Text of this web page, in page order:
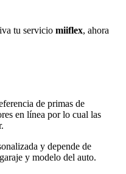
tu servicio miiflex, ahora
de primas de
en línea por lo cual las
y depende de
y modelo del auto.